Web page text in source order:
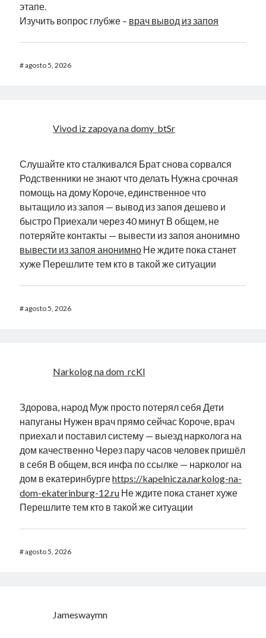
этапе.
Изучить вопрос глубже – врач вывод из запоя
#agosto 5, 2026
Vivod iz zapoya na domy_btSr
Слушайте кто сталкивался Брат снова сорвался
Родственники не знают что делать Нужна срочная
помощь на дому Короче, единственное что
вытащило из запоя — вывод из запоя дешево и
быстро Приехали через 40 минут В общем, не
потеряйте контакты — вывести из запоя анонимно
вывести из запоя анонимно Не ждите пока станет
хуже Перешлите тем кто в такой же ситуации
#agosto 5, 2026
Narkolog na dom_rcKl
Здорова, народ Муж просто потерял себя Дети
напуганы Нужен врач прямо сейчас Короче, врач
приехал и поставил систему — выезд нарколога на
дом качественно Через пару часов человек пришёл
в себя В общем, вся инфа по ссылке — нарколог на
дом в екатеринбургеhttps://kapelnicza.narkolog-na-
dom-ekaterinburg-12.ru Не ждите пока станет хуже
Перешлите тем кто в такой же ситуации
#agosto 5, 2026
Jameswaymn